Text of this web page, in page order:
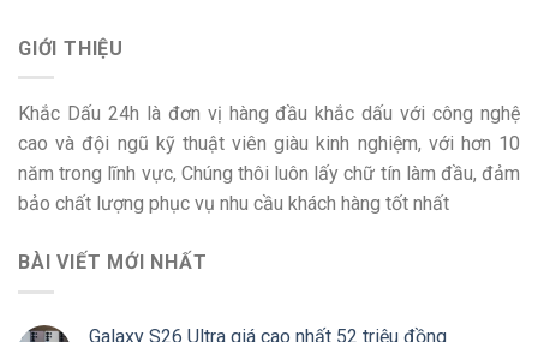
GIỚI THIỆU
Khắc Dấu 24h là đơn vị hàng đầu khắc dấu với công nghệ
cao và đội ngũ kỹ thuật viên giàu kinh nghiệm, với hơn 10
năm trong lĩnh vực, Chúng thôi luôn lấy chữ tín làm đầu, đảm
bảo chất lượng phục vụ nhu cầu khách hàng tốt nhất
BÀI VIẾT MỚI NHẤT
Galaxy S26 Ultra giá cao nhất 52 triệu đồng